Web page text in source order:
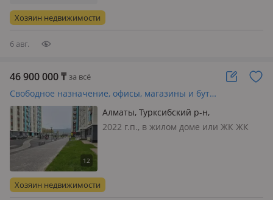
охрана, пожарная сигнализация,
своя, общая, потолки 3.9м., 🏢 ПРОД…
Хозяин недвижимости
6 авг.
46 900 000₸ за всё
Свободное назначение, офисы, магазины и бутики, общепит, салоны красоты, медцентры и аптеки, образование, развлечения · 93 м²
Алматы, Турксибский р-н,
Бухтарминская 153/28
2022 г.п., в жилом доме или ЖК ЖК
пожарная сигнализация, общая,
потолки 2.9м., РИЭЛТОРЫ НЕ
Хозяин недвижимости